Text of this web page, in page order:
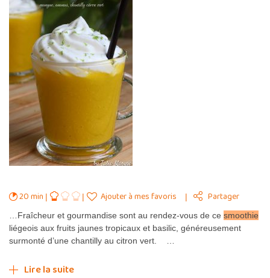
20 min Ajouter à mes favoris Partager
…Fraîcheur et gourmandise sont au rendez-vous de ce smoothie
liégeois aux fruits jaunes tropicaux et basilic, généreusement
surmonté d’une chantilly au citron vert. …
Lire la suite